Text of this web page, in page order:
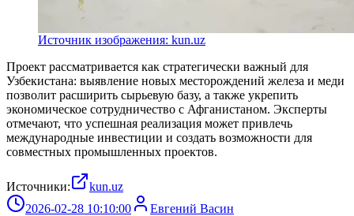
Источник изображения: kun.uz
Проект рассматривается как стратегически важный для
Узбекистана: выявление новых месторождений железа и меди
позволит расширить сырьевую базу, а также укрепить
экономическое сотрудничество с Афганистаном. Эксперты
отмечают, что успешная реализация может привлечь
международные инвестиции и создать возможности для
совместных промышленных проектов.
Источники:
kun.uz
2026-02-28 10:10:00
Евгений Васин